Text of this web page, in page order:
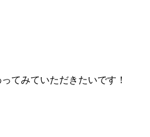
てみていただきたいです！